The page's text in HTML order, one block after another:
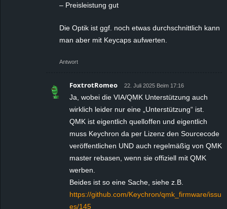
– Preisleistung gut
Die Optik ist ggf. noch etwas durchschnittlich kann
man aber mit Keycaps aufwerten.
Antwort
FoxtrotRomeo 22. Juli 2025 Beim 17:16
Ja, wobei die VIA/QMK Unterstützung auch
wirklich leider nur eine „Unterstützung“ ist.
QMK ist eigentlich quelloffen und eigentlich
muss Keychron da per Lizenz den Sourcecode
veröffentlichen UND auch regelmäßig von QMK
master rebasen, wenn sie offiziell mit QMK
werben.
Beides ist so eine Sache, siehe z.B.
https://github.com/Keychron/qmk_firmware/issu
es/145